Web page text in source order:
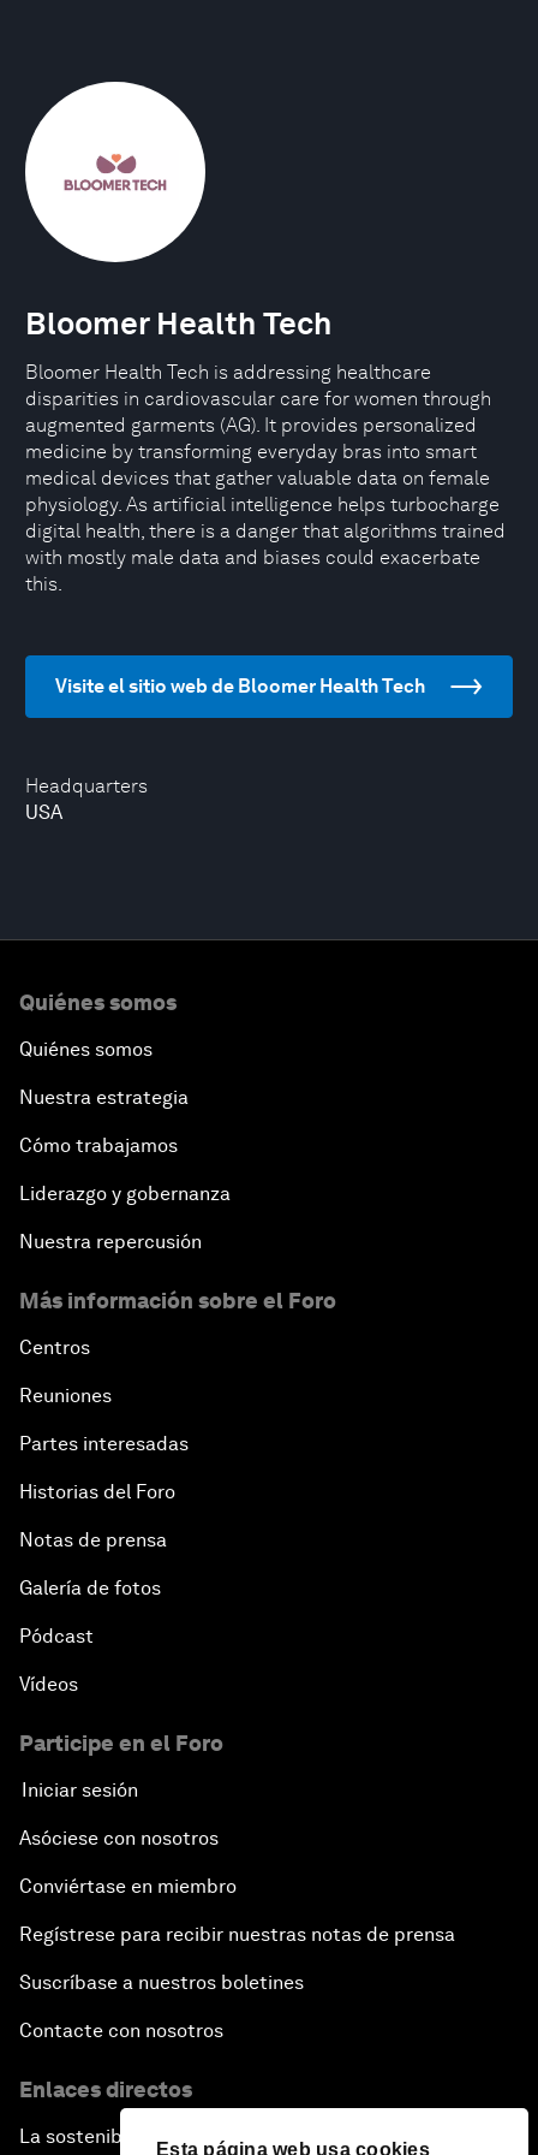
Esta página web usa cookies
Headquarters
USA
Bloomer Health Tech
Bloomer Health Tech is addressing healthcare
disparities in cardiovascular care for women through
augmented garments (AG). It provides personalized
medicine by transforming everyday bras into smart
medical devices that gather valuable data on female
physiology. As artificial intelligence helps turbocharge
digital health, there is a danger that algorithms trained
with mostly male data and biases could exacerbate
this.
Visite el sitio web de Bloomer Health Tech
Quiénes somos
Quiénes somos
Nuestra estrategia
Cómo trabajamos
Liderazgo y gobernanza
Nuestra repercusión
Más información sobre el Foro
Centros
Reuniones
Partes interesadas
Historias del Foro
Notas de prensa
Galería de fotos
Pódcast
Vídeos
Participe en el Foro
Iniciar sesión
Asóciese con nosotros
Conviértase en miembro
Regístrese para recibir nuestras notas de prensa
Suscríbase a nuestros boletines
Contacte con nosotros
Enlaces directos
La sostenibilidad en el Foro